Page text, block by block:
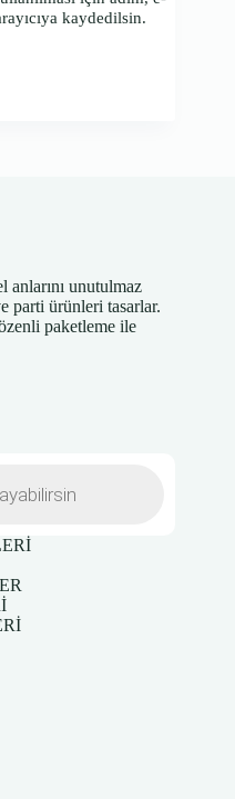
kaydedilsin.
anlarını unutulmaz
parti ürünleri tasarlar.
paketleme ile